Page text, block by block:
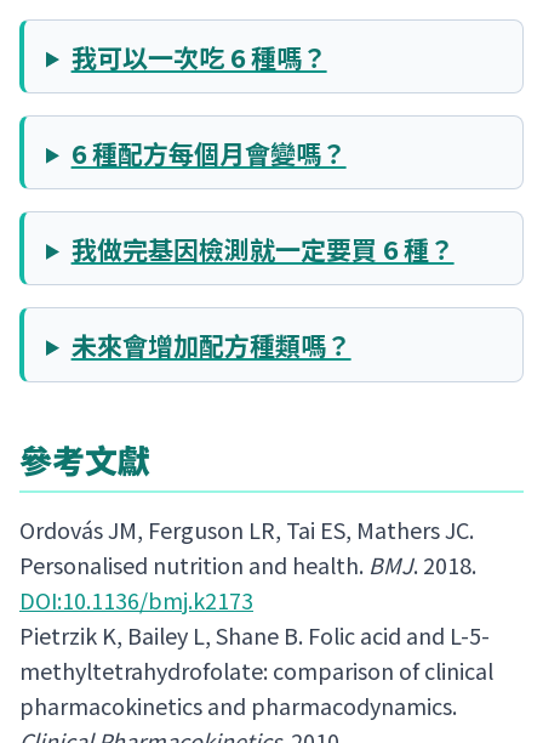
我可以一次吃 6 種嗎？
6 種配方每個月會變嗎？
我做完基因檢測就一定要買 6 種？
未來會增加配方種類嗎？
參考文獻
Ordovás JM, Ferguson LR, Tai ES, Mathers JC.
Personalised nutrition and health. BMJ. 2018.
DOI:10.1136/bmj.k2173
Pietrzik K, Bailey L, Shane B. Folic acid and L-5-
methyltetrahydrofolate: comparison of clinical
pharmacokinetics and pharmacodynamics.